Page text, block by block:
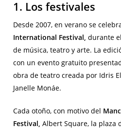
1. Los festivales
Desde 2007, en verano se
International Festival, durante
de música, teatro y arte. La
con un evento gratuito
obra de teatro creada por Idris
Janelle Monáe.
Cada otoño, con motivo del
Festival, Albert Square, la plaza